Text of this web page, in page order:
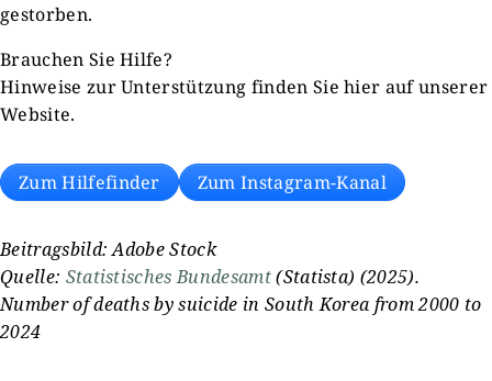
gestorben.
Brauchen Sie Hilfe?
Hinweise zur Unterstützung finden Sie hier auf unserer
Website.
Zum Hilfefinder Zum Instagram-Kanal
Beitragsbild: Adobe Stock
Quelle: Statistisches Bundesamt(Statista) (2025).
Number of deaths by suicide in South Korea from 2000 to
2024